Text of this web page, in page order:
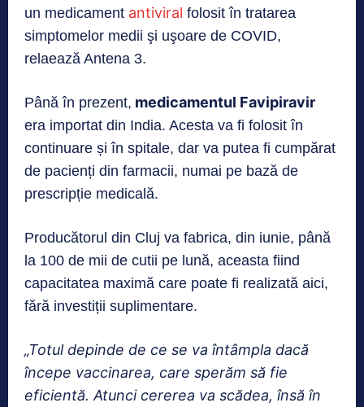
un medicament antiviral folosit în tratarea
simptomelor medii şi uşoare de COVID,
relaează Antena 3.
Până în prezent, medicamentul Favipiravir
era importat din India. Acesta va fi folosit în
continuare și în spitale, dar va putea fi cumpărat
de pacienți din farmacii, numai pe bază de
prescripție medicală.
Producătorul din Cluj va fabrica, din iunie, până
la 100 de mii de cutii pe lună, aceasta fiind
capacitatea maximă care poate fi realizată aici,
fără investiții suplimentare.
„Totul depinde de ce se va întâmpla dacă
începe vaccinarea, care sperăm să fie
eficientă. Atunci cererea va scădea, însă în